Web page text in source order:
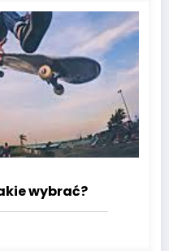
wybrać?